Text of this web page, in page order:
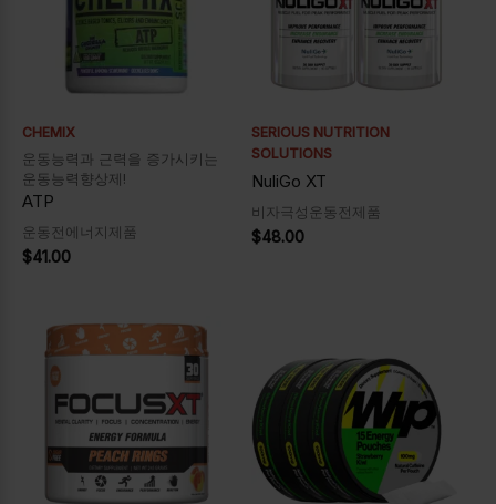
CHEMIX
운동능력과 근력을 증가시키는
운동능력향상제!
ATP
운동전에너지제품
$41.00
SERIOUS NUTRITION
SOLUTIONS
NuliGo XT
비자극성운동전제품
$48.00